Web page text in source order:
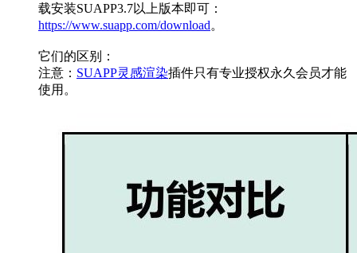
载安装SUAPP3.7以上版本即可：
https://www.suapp.com/download。
它们的区别：
注意： SUAPP灵感渲染插件只有专业授权永久会员才能
使用。